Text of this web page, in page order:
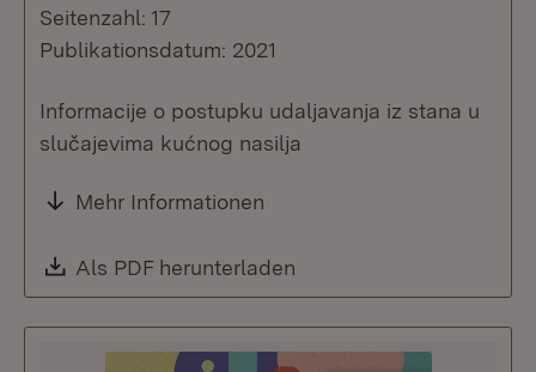
Seitenzahl: 17
Publikationsdatum: 2021
Informacije o postupku udaljavanja iz stana u
slučajevima kućnog nasilja
Mehr Informationen
Download:
Als PDF herunterladen